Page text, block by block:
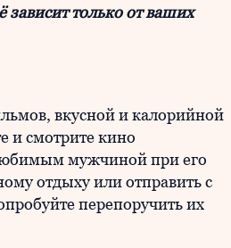
зависит только от ваших
вкусной и калорийной
и смотрите кино
мужчиной при его
отдыху или отправить с
перепоручить их